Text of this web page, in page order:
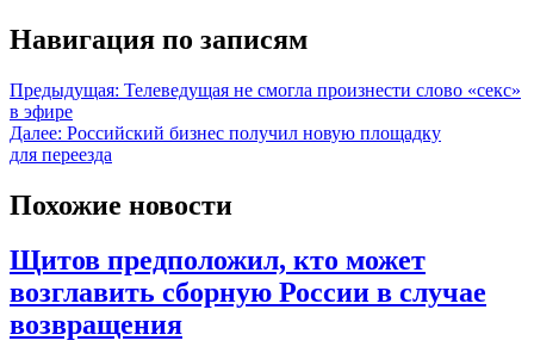
Навигация по записям
Предыдущая: Телеведущая не смогла произнести слово «секс»
в эфире
Далее: Российский бизнес получил новую площадку
для переезда
Похожие новости
Щитов предположил, кто может
возглавить сборную России в случае
возвращения